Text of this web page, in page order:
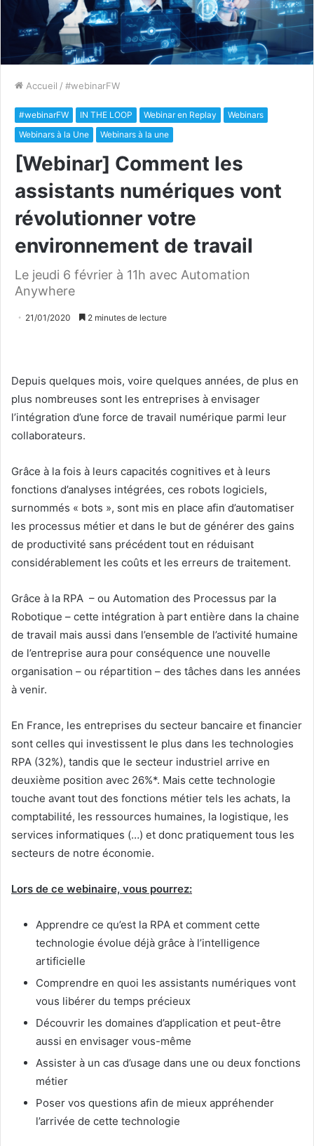
Accueil / #webinarFW
#webinarFW IN THE LOOP Webinar en Replay
Webinars
Webinars à la Une
Webinars à la une
[Webinar] Comment les
assistants numériques vont
révolutionner votre
environnement de travail
Le jeudi 6 février à 11h avec Automation
Anywhere
21/01/2020 2 minutes de lecture
Depuis quelques mois, voire quelques années, de plus en
plus nombreuses sont les entreprises à envisager
l’intégration d’une force de travail numérique parmi leur
collaborateurs.
Grâce à la fois à leurs capacités cognitives et à leurs
fonctions d’analyses intégrées, ces robots logiciels,
surnommés « bots », sont mis en place afin d’automatiser
les processus métier et dans le but de générer des gains
de productivité sans précédent tout en réduisant
considérablement les coûts et les erreurs de traitement.
Grâce à la RPA – ou Automation des Processus par la
Robotique – cette intégration à part entière dans la chaine
de travail mais aussi dans l’ensemble de l’activité humaine
de l’entreprise aura pour conséquence une nouvelle
organisation – ou répartition – des tâches dans les années
à venir.
En France, les entreprises du secteur bancaire et financier
sont celles qui investissent le plus dans les technologies
RPA (32%), tandis que le secteur industriel arrive en
deuxième position avec 26%*. Mais cette technologie
touche avant tout des fonctions métier tels les achats, la
comptabilité, les ressources humaines, la logistique, les
services informatiques (…) et donc pratiquement tous les
secteurs de notre économie.
Lors de ce webinaire, vous pourrez:
Apprendre ce qu’est la RPA et comment cette
technologie évolue déjà grâce à l’intelligence
artificielle
Comprendre en quoi les assistants numériques vont
vous libérer du temps précieux
Découvrir les domaines d’application et peut-être
aussi en envisager vous-même
Assister à un cas d’usage dans une ou deux fonctions
métier
Poser vos questions afin de mieux appréhender
l’arrivée de cette technologie